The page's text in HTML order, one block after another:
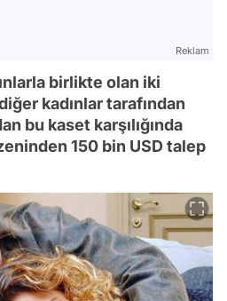
Reklam
birlikte olan iki
kadınlar tarafından
bu kaset karşılığında
150 bin USD talep